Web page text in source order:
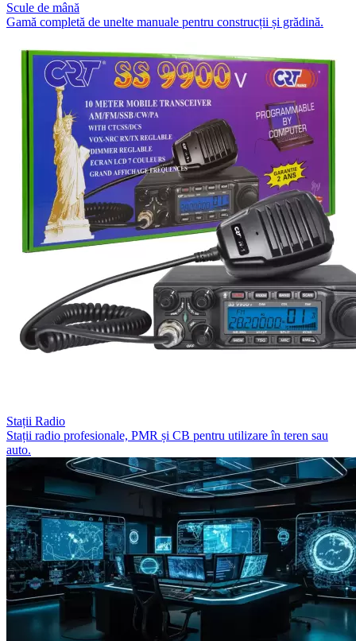
Scule de mână
Gamă completă de unelte manuale pentru construcții și grădină.
Stații Radio
Stații radio profesionale, PMR și CB pentru utilizare în teren sau
auto.